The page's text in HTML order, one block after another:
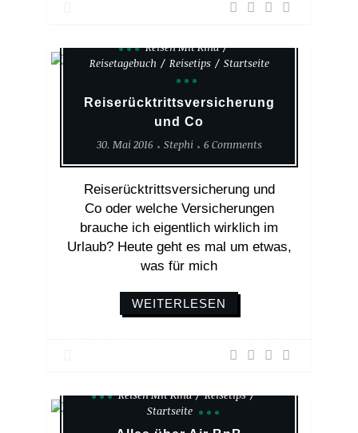
Reisen Mit Kind
Reisetagebuch
Reisetips Startseite
Reiserücktrittsversicherung
und Co
30. Mai 2016 Stephi 6 Comments
Reiserücktrittsversicherung und
Co oder welche Versicherungen
brauche ich eigentlich wirklich im
Urlaub? Heute geht es mal um etwas,
was für mich
WEITERLESEN
Reisen Mit Kind
Reisetips
Startseite